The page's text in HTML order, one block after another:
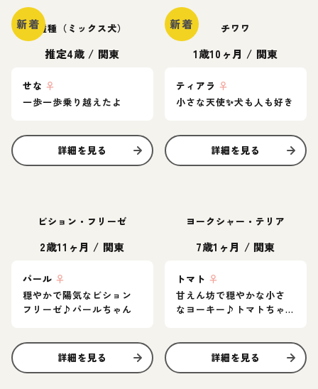
新着雑種（ミックス犬）
推定4歳 / 関東
せな ♀
一歩一歩乗り越えたよ
詳細を見る
新着 チワワ
1歳10ヶ月 / 関東
ティアラ ♀
小さな天使✨️犬も人も好き
詳細を見る
ビション・フリーゼ
2歳11ヶ月 / 関東
パール ♀
穏やかで陽気なビション
フリーゼ♪パールちゃん
詳細を見る
ヨークシャー・テリア
7歳1ヶ月 / 関東
トマト ♀
甘えん坊で穏やかな小さ
なヨーキー♪トマトちゃ
詳細を見る